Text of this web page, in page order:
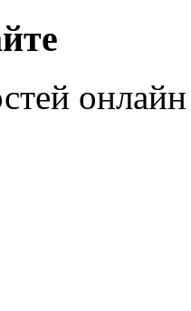
онлайн